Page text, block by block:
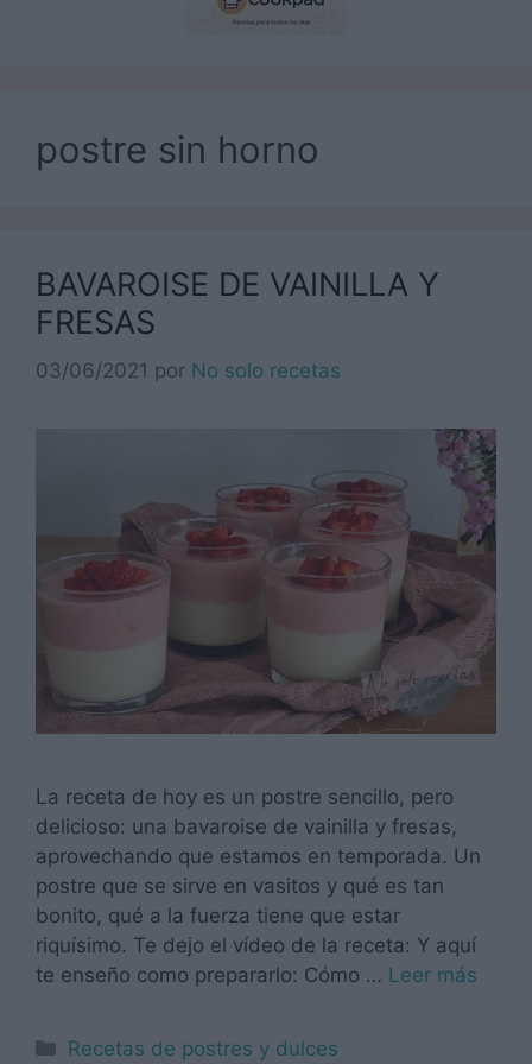
postre sin horno
BAVAROISE DE VAINILLA Y
FRESAS
03/06/2021 por No solo recetas
La receta de hoy es un postre sencillo, pero
delicioso: una bavaroise de vainilla y fresas,
aprovechando que estamos en temporada. Un
postre que se sirve en vasitos y qué es tan
bonito, qué a la fuerza tiene que estar
riquísimo. Te dejo el vídeo de la receta: Y aquí
te enseño como prepararlo: Cómo … Leer más
Categorías
Recetas de postres y dulces